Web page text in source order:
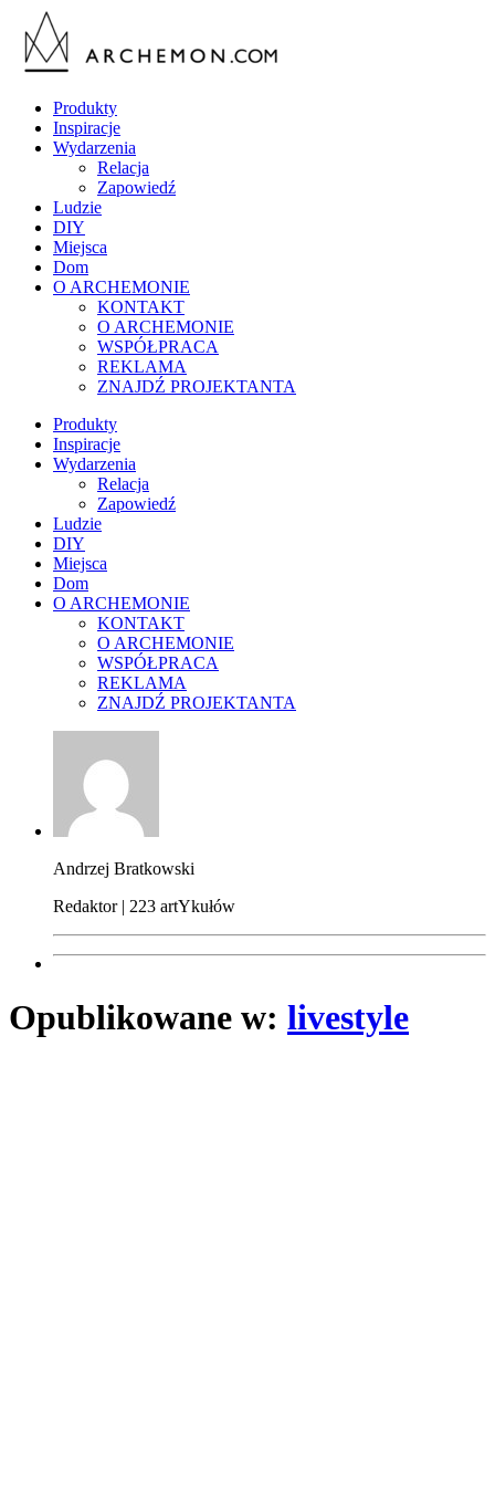
Produkty
Inspiracje
Wydarzenia
Relacja
Zapowiedź
Ludzie
DIY
Miejsca
Dom
O ARCHEMONIE
KONTAKT
O ARCHEMONIE
WSPÓŁPRACA
REKLAMA
ZNAJDŹ PROJEKTANTA
Produkty
Inspiracje
Wydarzenia
Relacja
Zapowiedź
Ludzie
DIY
Miejsca
Dom
O ARCHEMONIE
KONTAKT
O ARCHEMONIE
WSPÓŁPRACA
REKLAMA
ZNAJDŹ PROJEKTANTA
Andrzej Bratkowski
Redaktor | 223 artYkułów
Opublikowane w: livestyle